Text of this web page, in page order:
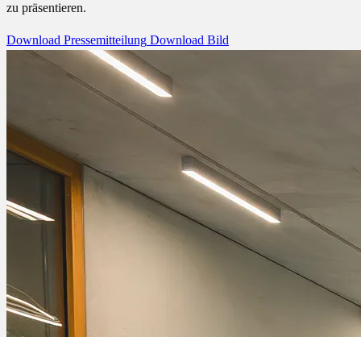
zu präsentieren.
Download Pressemitteilung Download Bild